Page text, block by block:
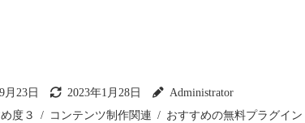
月23日 2023年1月28日
Administrator
度３
コンテンツ制作関連 おすすめの無料プラグイン